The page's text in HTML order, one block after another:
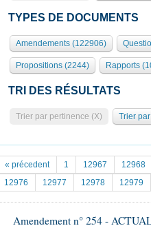
TYPES DE DOCUMENTS
Amendements (122906)
Propositions (2244) Rapports
TRI DES RÉSULTATS
Trier par pertinence (X) Trier
« précedent 1 12967 12968
12976
12977 12978 12979
Amendement n° 254 -